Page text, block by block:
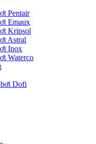
Pentair
Emaux
Kripsol
Astral
Inox
Waterco
Dofi